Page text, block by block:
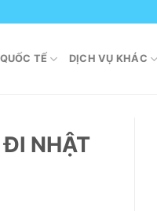
TẾ DỊCH VỤ KHÁC
NHẬT